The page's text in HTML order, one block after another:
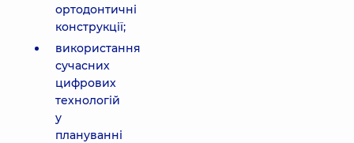
ортодонтичні
конструкції;
використання
сучасних
цифрових
технологій
у
плануванні